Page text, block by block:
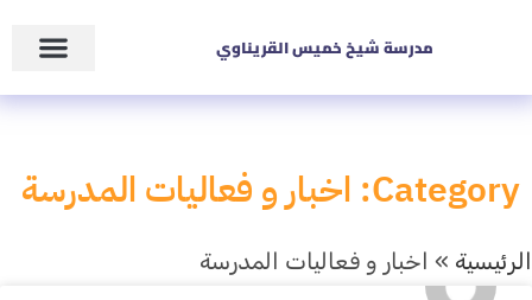
مدرسة شيخ خميس القريناوي
Category: اخبار و فعاليات المدرسة
الرئيسية » اخبار و فعاليات المدرسة